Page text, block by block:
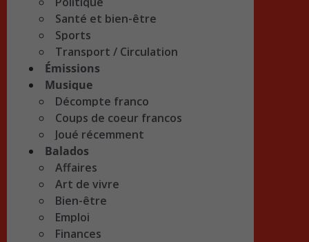
Santé et bien-être
Sports
Transport / Circulation
Émissions
Musique
Décompte franco
Coups de coeur francos
Joué récemment
Balados
Affaires
Art de vivre
Bien-être
Emploi
Finances